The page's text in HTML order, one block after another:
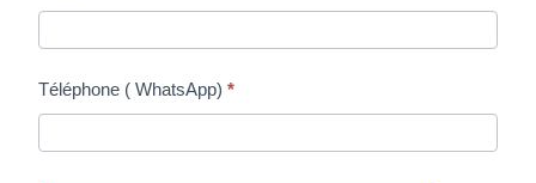
Téléphone ( WhatsApp)*